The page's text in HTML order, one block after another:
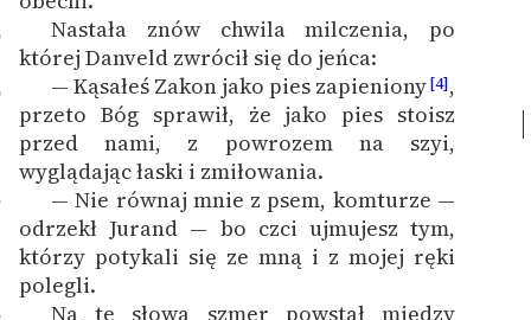
Nastała znów chwila milczenia, po
której Danveld zwrócił się do jeńca:
— Kąsałeś Zakon jako pies zapieniony[4],
przeto Bóg sprawił, że jako pies stoisz
przed nami, z powrozem na szyi,
wyglądając łaski i zmiłowania.
— Nie równaj mnie z psem, komturze —
odrzekł Jurand — bo czci ujmujesz tym,
którzy potykali się ze mną i z mojej ręki
polegli.
Na te słowa szmer powstał między